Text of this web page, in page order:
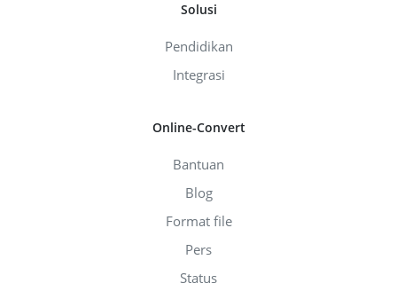
Solusi
Pendidikan
Integrasi
Online-Convert
Bantuan
Blog
Format file
Pers
Status